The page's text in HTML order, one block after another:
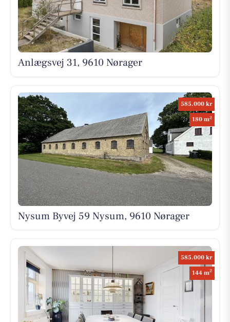
Anlægsvej 31, 9610 Nørager
585.000 kr
180 m2
Nysum Byvej 59 Nysum, 9610 Nørager
585.000 kr
144 m2